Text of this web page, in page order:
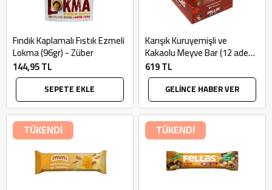
Fındık Kaplamalı Fıstık Ezmeli
Lokma (96gr) - Züber
144,95 TL
SEPETE EKLE
Karışık Kuruyemişli ve
Kakaolu Meyve Bar (12 adet x
40gr) - Fellas
619 TL
GELİNCE HABER VER
TÜKENDİ TÜKENDİ